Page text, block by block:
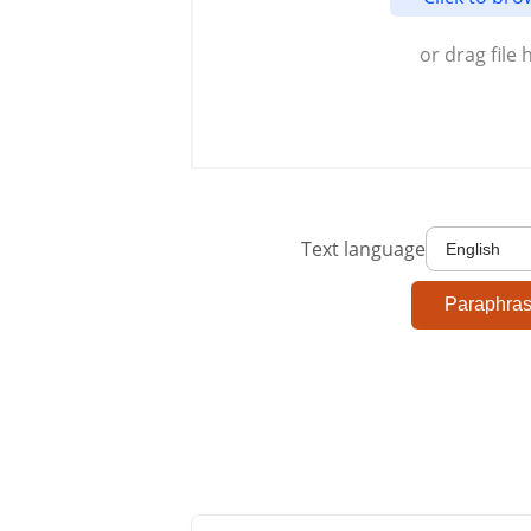
or drag file
Text language